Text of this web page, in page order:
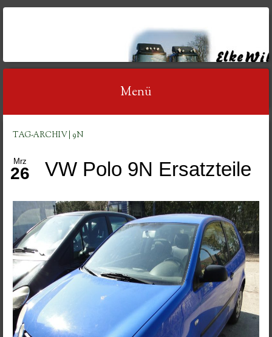
AUTOVERWERTUNG
WILDT
Menü
Inhalt
TAG-ARCHIV | 9N
VW Polo 9N Ersatzteile
Mrz
26